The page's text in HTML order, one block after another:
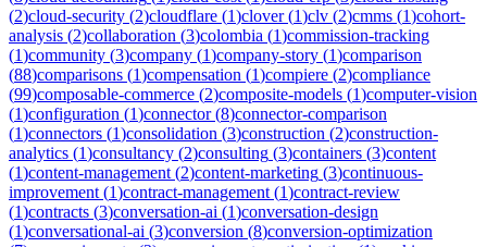
(2)cloud-security (2)cloudflare (1)clover(1)clv (2)cmms (1)cohort-
analysis (2)collaboration (3)colombia (1)commission-tracking
(1)community (3)company (1)company-story (1)comparison
(88)comparisons (1)compensation (1)compiere (2)compliance
(99)composable-commerce (2)composite-models (1)computer-vision
(1)configuration (1)connector(8)connector-comparison
(1)connectors (1)consolidation (3)construction (2)construction-
analytics (1)consultancy (2)consulting (3)containers (3)content
(1)content-management (2)content-marketing (3)continuous-
improvement (1)contract-management (1)contract-review
(1)contracts (3)conversation-ai (1)conversation-design
(1)conversational-ai (3)conversion (8)conversion-optimization